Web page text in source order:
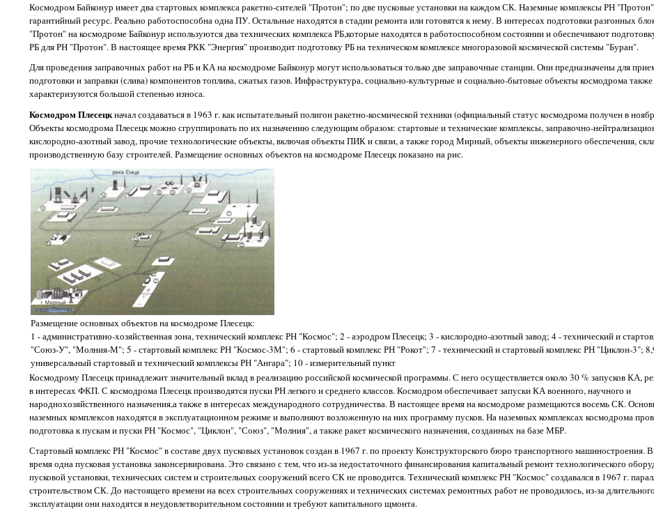
Космодром Байконур имеет два стартовых комплекса ракетно-сителей "Протон"; по две пусковые установки на каждом СК. Наземные комплексы РН
гарантийный ресурс. Реально работоспособна одна ПУ. Остальные находятся в стадии ремонта или готовятся к нему. В интересах подготовки разгонных
"Протон" на космодроме Байконур используются два технических комплекса РБ,которые находятся в работоспособном состоянии и обеспечивают
РБ для РН "Протон". В настоящее время РКК "Энергия" производит подготовку РБ на техническом комплексе многоразовой космической системы "Буран".
Для проведения заправочных работ на РБ и КА на космодроме Байконур могут использоваться только две заправочные станции. Они предназначены для
подготовки и заправки (слива) компонентов топлива, сжатых газов. Инфраструктура, социально-культурные и социально-бытовые объекты космодрома также
характеризуются большой степенью износа.
Космодром Плесецкначал создаваться в 1963 г. как испытательный полигон ракетно-космической техники (официальный статус космодрома получен в
Объекты космодрома Плесецк можно сгруппировать по их назначению следующим образом: стартовые и технические комплексы, заправочно-
кислородно-азотный завод, прочие технологические объекты, включая объекты ПИК и связи, а также город Мирный, объекты инженерного обеспечения,
производственную базу строителей. Размещение основных объектов на космодроме Плесецк показано на рис.
Размещение основных объектов на космодроме Плесецк:
1 - административно-хозяйственная зона, технический комплекс РН "Космос"; 2 - аэродром Плесецк; 3 - кислородно-азотный завод; 4 - технический и
"Союз-У", "Молния-М"; 5 - стартовый комплекс РН "Космос-3М"; 6 - стартовый комплекс РН "Рокот"; 7 - технический и стартовый комплекс РН "Циклон-3";
универсальный стартовый и технический комплексы РН "Ангара"; 10 - измерительный пункт
Космодрому Плесецк принадлежит значительный вклад в реализацию российской космической программы. С него осуществляется около 30 % запусков КА,
в интересах ФКП. С космодрома Плесецк производятся пуски РН легкого и среднего классов. Космодром обеспечивает запуски КА военного, научного и
народнохозяйственного назначения,а также в интересах международного сотрудничества. В настоящее время на космодроме размещаются восемь СК.
наземных комплексов находятся в эксплуатационном режиме и выполняют возложенную на них программу пусков. На наземных комплексах космодрома
подготовка к пускам и пуски РН "Космос", "Циклон", "Союз", "Молния", а также ракет космического назначения, созданных на базе МБР.
Стартовый комплекс РН "Космос" в составе двух пусковых установок создан в 1967 г. по проекту Конструкторского бюро транспортного машиностроения.
время одна пусковая установка законсервирована. Это связано с тем, что из-за недостаточного финансирования капитальный ремонт технологического
пусковой установки, технических систем и строительных сооружений всего СК не проводится. Технический комплекс РН "Космос" создавался в 1967 г.
строительством СК. До настоящего времени на всех строительных сооружениях и технических системах ремонтных работ не проводилось, из-за
эксплуатации они находятся в неудовлетворительном состоянии и требуют капитального щмонта.